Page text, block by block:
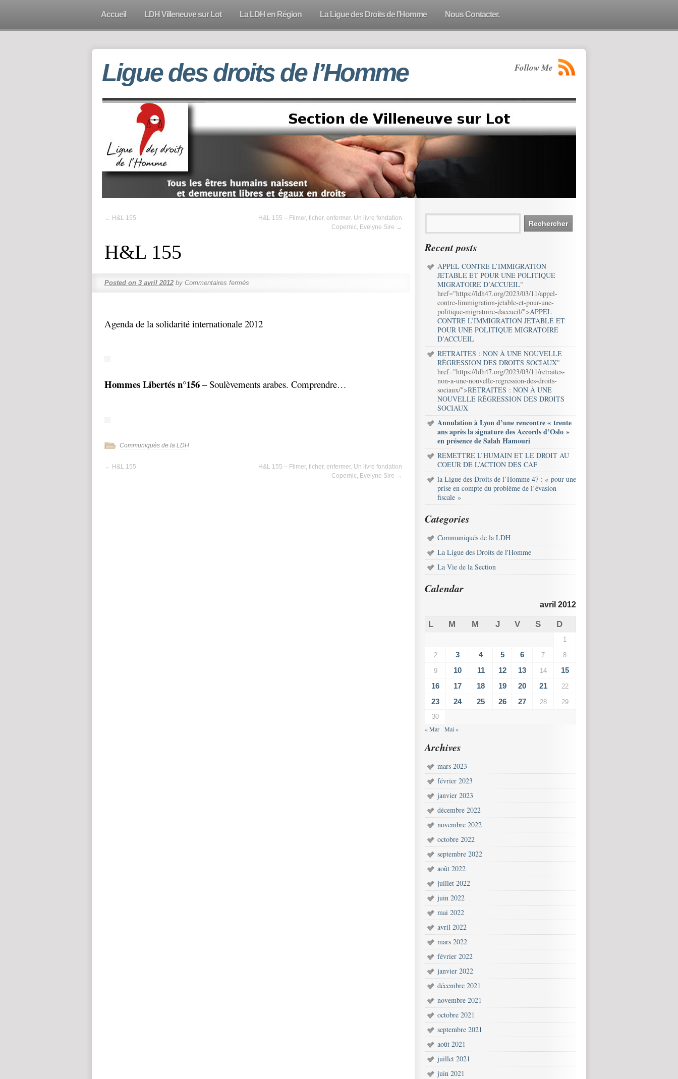
Accueil LDH Villeneuve sur Lot La LDH en Région La Ligue des Droits de l’Homme Nous Contacter.
Ligue des droits de l’Homme Follow Me
← H&L 155
H&L 155 – Filmer, ficher, enfermer. Un livre fondation
Copernic, Evelyne Sire →
H&L 155
Posted on 3 avril 2012 by Commentaires fermés
Agenda de la solidarité internationale 2012
Hommes Libertés n°156 – Soulèvements arabes. Comprendre…
Communiqués de la LDH
← H&L 155
H&L 155 – Filmer, ficher, enfermer. Un livre fondation
Copernic, Evelyne Sire →
Recent posts
APPEL CONTRE L’IMMIGRATION
JETABLE ET POUR UNE POLITIQUE
MIGRATOIRE D’ACCUEIL"
href="https://ldh47.org/2023/03/11/appel-
contre-limmigration-jetable-et-pour-une-
politique-migratoire-daccueil/">APPEL
CONTRE L’IMMIGRATION JETABLE ET
POUR UNE POLITIQUE MIGRATOIRE
D’ACCUEIL
RETRAITES : NON À UNE NOUVELLE
RÉGRESSION DES DROITS SOCIAUX"
href="https://ldh47.org/2023/03/11/retraites-
non-a-une-nouvelle-regression-des-droits-
sociaux/">RETRAITES : NON À UNE
NOUVELLE RÉGRESSION DES DROITS
SOCIAUX
Annulation à Lyon d’une rencontre « trente
ans après la signature des Accords d’Oslo »
en présence de Salah Hamouri
REMETTRE L’HUMAIN ET LE DROIT AU
COEUR DE L’ACTION DES CAF
la Ligue des Droits de l’Homme 47 : « pour une
prise en compte du problème de l’évasion
fiscale »
Categories
Communiqués de la LDH
La Ligue des Droits de l'Homme
La Vie de la Section
Calendar
avril 2012
L M M J V S D
1
2 3 4 5 6 7 8
9 10 11 12 13 14
15
16
17 18 19 20 21 22
23 24 25 26 27 28
29
30
« Mar Mai »
Archives
mars 2023
février 2023
janvier 2023
décembre 2022
novembre 2022
octobre 2022
septembre 2022
août 2022
juillet 2022
juin 2022
mai 2022
avril 2022
mars 2022
février 2022
janvier 2022
décembre 2021
novembre 2021
octobre 2021
septembre 2021
août 2021
juillet 2021
juin 2021